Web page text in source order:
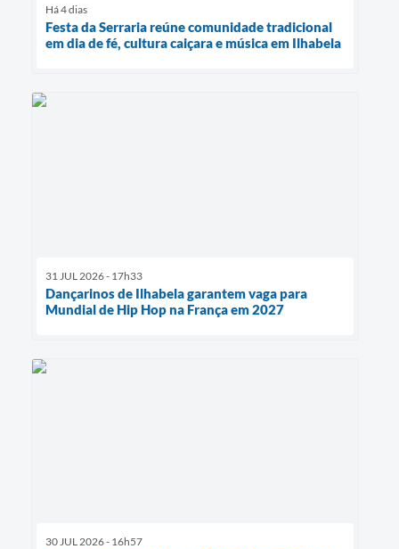
Há 4 dias
Festa da Serraria reúne comunidade tradicional
em dia de fé, cultura caiçara e música em Ilhabela
31 JUL 2026 - 17h33
Dançarinos de Ilhabela garantem vaga para
Mundial de Hip Hop na França em 2027
30 JUL 2026 - 16h57